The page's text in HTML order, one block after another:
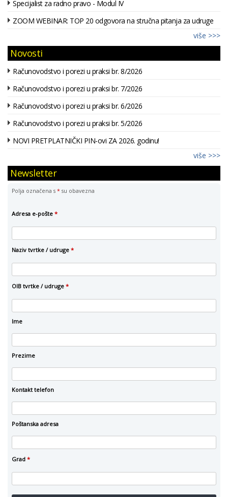
Specijalist za radno pravo - Modul IV
ZOOM WEBINAR: TOP 20 odgovora na stručna pitanja za udruge
više >>>
Novosti
Računovodstvo i porezi u praksi br. 8/2026
Računovodstvo i porezi u praksi br. 7/2026
Računovodstvo i porezi u praksi br. 6/2026
Računovodstvo i porezi u praksi br. 5/2026
NOVI PRETPLATNIČKI PIN-ovi ZA 2026. godinu!
više >>>
Newsletter
Polja označena s * su obavezna
Adresa e-pošte *
Naziv tvrtke / udruge *
OIB tvrtke / udruge *
Ime
Prezime
Kontakt telefon
Poštanska adresa
Grad *